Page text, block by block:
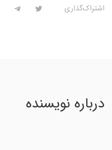
اشتراک‌گذاری
درباره نویسنده